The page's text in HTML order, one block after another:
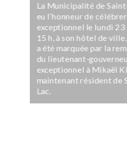
La Municipalité de
eu l’honneur de
exceptionnel le lundi
15 h, à son hôtel de
a été marquée par la
du lieutenant-
exceptionnel à Mikaël
maintenant résident de
Lac.